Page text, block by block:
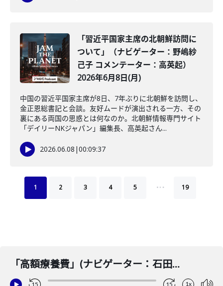
「習近平国家主席の北朝鮮訪問に
ついて」（ナビゲーター：野嶋紗
己子 コメンテーター：高英起）
2026年6月8日(月)
中国の習近平国家主席が8日、7年ぶりに北朝鮮を訪問し、
金正恩総書記と会談。友好ムードが演出される一方、その
裏にある両国の思惑とは何なのか。北朝鮮情報専門サイト
「デイリーNKジャパン」編集長、高英起さん...
2026.06.08 |00:09:37
1 2 3 4 5 … 19
「高額療養費」(ナビゲーター：石田健 コメンテーター：石田雅彦) 2025年12月24日(水)
15 15 1x